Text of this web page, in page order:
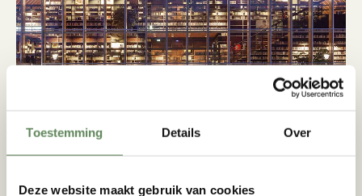
Toestemming Details Over
Deze website maakt gebruik van cookies